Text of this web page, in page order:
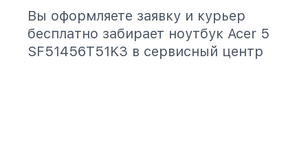
Вы оформляете заявку и курьер
бесплатно забирает ноутбук Acer 5
SF51456T51K3 в сервисный центр